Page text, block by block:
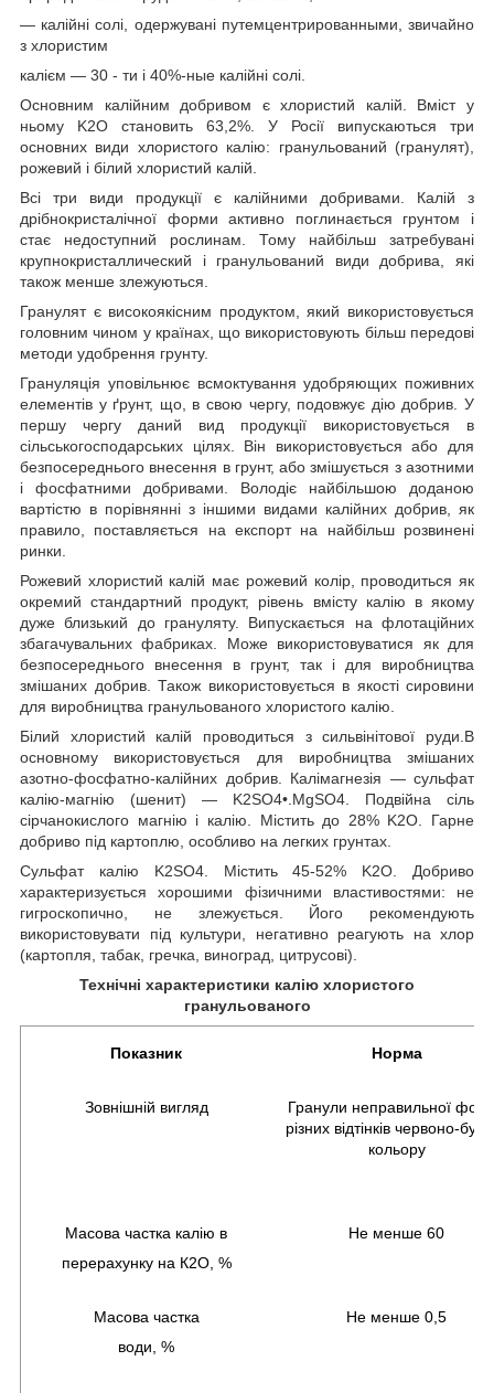
— калійні солі, одержувані путемцентрированными, звичайно
з хлористим
калієм — 30 - ти і 40%-ные калійні солі.
Основним калійним добривом є хлористий калій. Вміст у
ньому K2O становить 63,2%. У Росії випускаються три
основних види хлористого калію: гранульований (гранулят),
рожевий і білий хлористий калій.
Всі три види продукції є калійними добривами. Калій з
дрібнокристалічної форми активно поглинається грунтом і
стає недоступний рослинам. Тому найбільш затребувані
крупнокристаллический і гранульований види добрива, які
також менше злежуються.
Гранулят є високоякісним продуктом, який використовується
головним чином у країнах, що використовують більш передові
методи удобрення грунту.
Грануляція уповільнює всмоктування удобряющих поживних
елементів у ґрунт, що, в свою чергу, подовжує дію добрив. У
першу чергу даний вид продукції використовується в
сільськогосподарських цілях. Він використовується або для
безпосереднього внесення в грунт, або змішується з азотними
і фосфатними добривами. Володіє найбільшою доданою
вартістю в порівнянні з іншими видами калійних добрив, як
правило, поставляється на експорт на найбільш розвинені
ринки.
Рожевий хлористий калій має рожевий колір, проводиться як
окремий стандартний продукт, рівень вмісту калію в якому
дуже близький до грануляту. Випускається на флотаційних
збагачувальних фабриках. Може використовуватися як для
безпосереднього внесення в грунт, так і для виробництва
змішаних добрив. Також використовується в якості сировини
для виробництва гранульованого хлористого калію.
Білий хлористий калій проводиться з сильвінітової руди.В
основному використовується для виробництва змішаних
азотно-фосфатно-калійних добрив. Калімагнезія — сульфат
калію-магнію (шенит) — K2SO4•.MgSO4. Подвійна сіль
сірчанокислого магнію і калію. Містить до 28% K2O. Гарне
добриво під картоплю, особливо на легких грунтах.
Сульфат калію K2SO4. Містить 45-52% K2O. Добриво
характеризується хорошими фізичними властивостями: не
гигроскопично, не злежується. Його рекомендують
використовувати під культури, негативно реагують на хлор
(картопля, табак, гречка, виноград, цитрусові).
Технічні характеристики калію хлористого
гранульованого
Показник Норма
Зовнішній вигляд
Гранули неправильної
різних відтінків червоно-
кольору
Масова частка калію в
перерахунку на К2О, %
Не менше 60
Масова частка
води, %
Не менше 0,5